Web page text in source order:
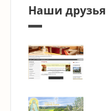
Наши друзья